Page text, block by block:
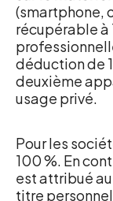
(smartphone,
récupérable à
déduction de
deuxième
usage privé.
Pour les
100 %. En
est attribué
titre